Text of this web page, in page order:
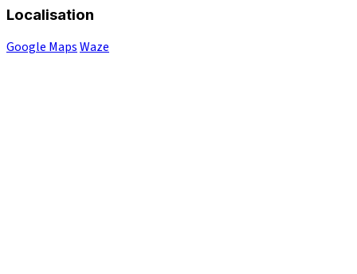
Localisation
Google MapsWaze